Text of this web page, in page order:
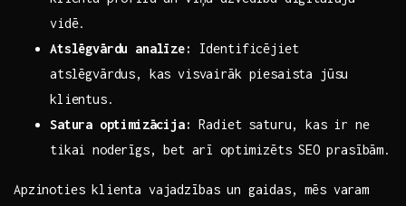
vidē.
Atslēgvārdu analīze:
Identificējiet
atslēgvārdus, kas visvairāk piesaista jūsu ​
klientus.
Satura⁢ optimizācija: Radiet ‍saturu, kas ir ⁣ne
tikai noderīgs,⁤ bet arī optimizēts SEO⁤ prasībām.
Apzinoties klienta vajadzības un gaidas, mēs varam